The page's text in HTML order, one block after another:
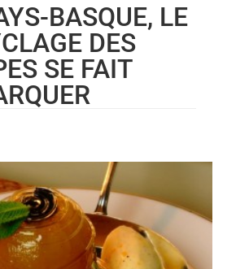
BASQUE, LE
DES
SE FAIT